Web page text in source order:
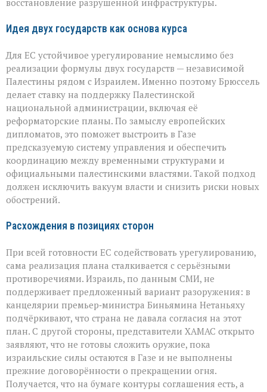
восстановление разрушенной инфраструктуры.
Идея двух государств как основа курса
Для ЕС устойчивое урегулирование немыслимо без
реализации формулы двух государств — независимой
Палестины рядом с Израилем. Именно поэтому Брюссель
делает ставку на поддержку Палестинской
национальной администрации, включая её
реформаторские планы. По замыслу европейских
дипломатов, это поможет выстроить в Газе
предсказуемую систему управления и обеспечить
координацию между временными структурами и
официальными палестинскими властями. Такой подход
должен исключить вакуум власти и снизить риски новых
обострений.
Расхождения в позициях сторон
При всей готовности ЕС содействовать урегулированию,
сама реализация плана сталкивается с серьёзными
противоречиями. Израиль, по данным СМИ, не
поддерживает предложенный вариант разоружения: в
канцелярии премьер‑министра Биньямина Нетаньяху
подчёркивают, что страна не давала согласия на этот
план. С другой стороны, представители ХАМАС открыто
заявляют, что не готовы сложить оружие, пока
израильские силы остаются в Газе и не выполнены
прежние договорённости о прекращении огня.
Получается, что на бумаге контуры соглашения есть, а